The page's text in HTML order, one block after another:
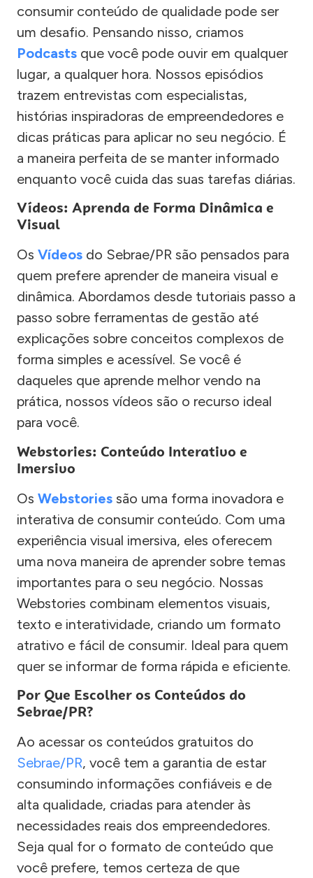
consumir conteúdo de qualidade pode ser
um desafio. Pensando nisso, criamos
Podcasts que você pode ouvir em qualquer
lugar, a qualquer hora. Nossos episódios
trazem entrevistas com especialistas,
histórias inspiradoras de empreendedores e
dicas práticas para aplicar no seu negócio. É
a maneira perfeita de se manter informado
enquanto você cuida das suas tarefas diárias.
Vídeos: Aprenda de Forma Dinâmica e
Visual
Os Vídeos do Sebrae/PR são pensados para
quem prefere aprender de maneira visual e
dinâmica. Abordamos desde tutoriais passo a
passo sobre ferramentas de gestão até
explicações sobre conceitos complexos de
forma simples e acessível. Se você é
daqueles que aprende melhor vendo na
prática, nossos vídeos são o recurso ideal
para você.
Webstories: Conteúdo Interativo e
Imersivo
Os Webstories são uma forma inovadora e
interativa de consumir conteúdo. Com uma
experiência visual imersiva, eles oferecem
uma nova maneira de aprender sobre temas
importantes para o seu negócio. Nossas
Webstories combinam elementos visuais,
texto e interatividade, criando um formato
atrativo e fácil de consumir. Ideal para quem
quer se informar de forma rápida e eficiente.
Por Que Escolher os Conteúdos do
Sebrae/PR?
Ao acessar os conteúdos gratuitos do
Sebrae/PR, você tem a garantia de estar
consumindo informações confiáveis e de
alta qualidade, criadas para atender às
necessidades reais dos empreendedores.
Seja qual for o formato de conteúdo que
você prefere, temos certeza de que